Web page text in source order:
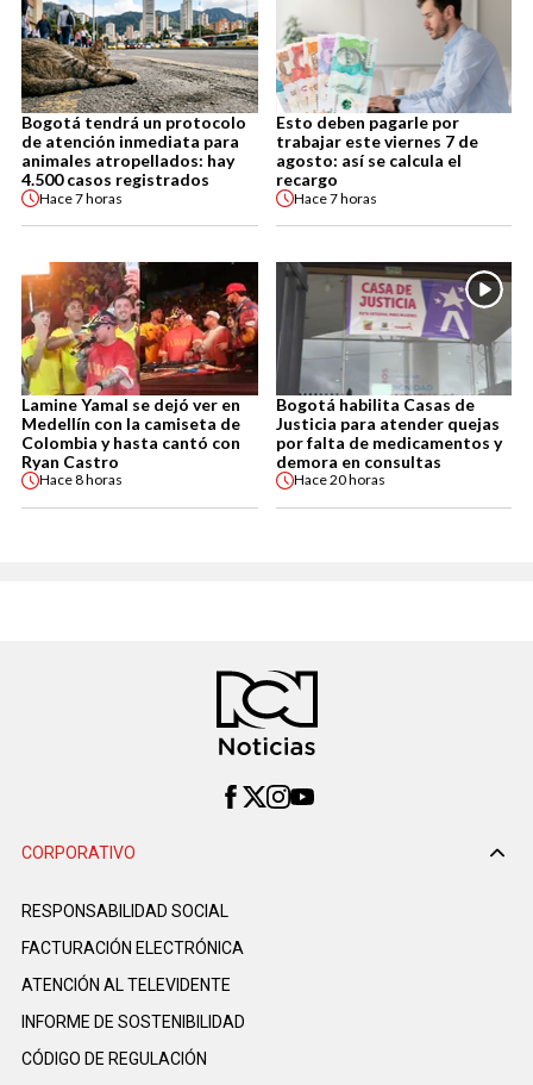
Bogotá tendrá un protocolo
de atención inmediata para
animales atropellados: hay
4.500 casos registrados
Hace7 horas
Esto deben pagarle por
trabajar este viernes 7 de
agosto: así se calcula el
recargo
Hace7 horas
Lamine Yamal se dejó ver en
Medellín con la camiseta de
Colombia y hasta cantó con
Ryan Castro
Hace8 horas
Bogotá habilita Casas de
Justicia para atender quejas
por falta de medicamentos y
demora en consultas
Hace20 horas
CORPORATIVO
RESPONSABILIDAD SOCIAL
FACTURACIÓN ELECTRÓNICA
ATENCIÓN AL TELEVIDENTE
INFORME DE SOSTENIBILIDAD
CÓDIGO DE REGULACIÓN